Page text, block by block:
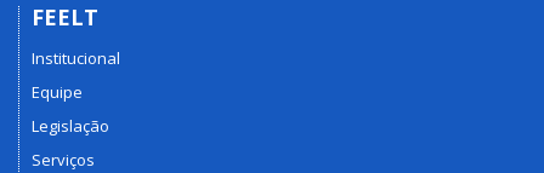
FEELT
Institucional
Equipe
Legislação
Serviços